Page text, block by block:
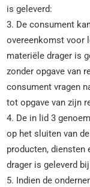
is geleverd:
3. De consument
overeenkomst voor
materiële drager is
zonder opgave van
consument vragen
tot opgave van zijn
4. De in lid 3
op het sluiten van
producten, diensten
drager is geleverd
5. Indien de